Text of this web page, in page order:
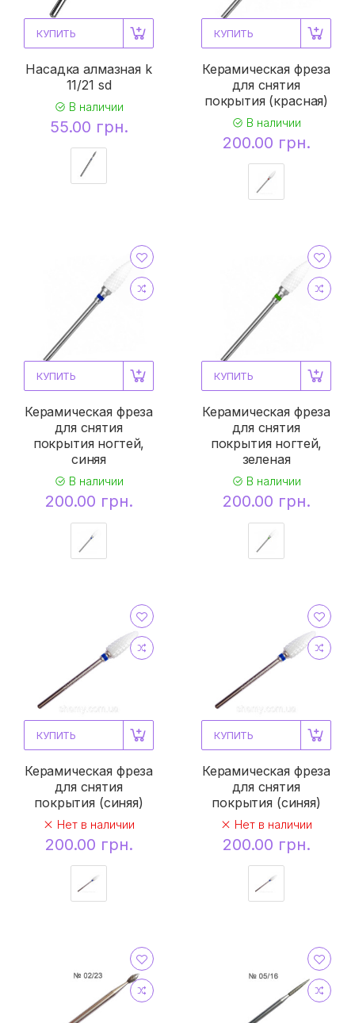
КУПИТЬ
Насадка алмазная k
11/21 sd
В наличии
55.00 грн.
КУПИТЬ
Керамическая фреза
для снятия
покрытия (красная)
В наличии
200.00 грн.
КУПИТЬ
Керамическая фреза
для снятия
покрытия ногтей,
синяя
В наличии
200.00 грн.
КУПИТЬ
Керамическая фреза
для снятия
покрытия ногтей,
зеленая
В наличии
200.00 грн.
КУПИТЬ
Керамическая фреза
для снятия
покрытия (синяя)
Нет в наличии
200.00 грн.
КУПИТЬ
Керамическая фреза
для снятия
покрытия (синяя)
Нет в наличии
200.00 грн.